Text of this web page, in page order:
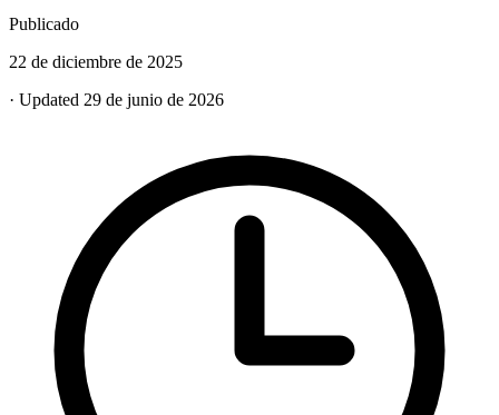
Publicado
22 de diciembre de 2025
· Updated 29 de junio de 2026